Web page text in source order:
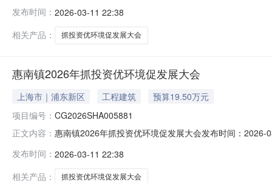
间:2026-03-02
发布时间： 2026-03-11 22:38
相关产品：
抓投资优环境促发展大会
惠南镇2026年抓投资优环境促发展大会
上海市｜浦东新区 工程建筑
预算19.50万元
项目编号： CG2026SHA005881
正文内容： 惠南镇2026年抓投资优环境促发展大会发布时间：
间:2026-03-02
发布时间： 2026-03-11 22:38
相关产品：
抓投资优环境促发展大会